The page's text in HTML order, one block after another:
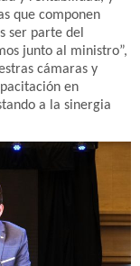
que componen
ser parte del
junto al ministro”,
cámaras y
en
a la sinergia